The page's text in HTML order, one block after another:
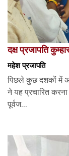
दक्ष प्रजापति
महेश प्रजापति
पिछले कुछ दशकों में
ने यह प्रचारित
पूर्वज...